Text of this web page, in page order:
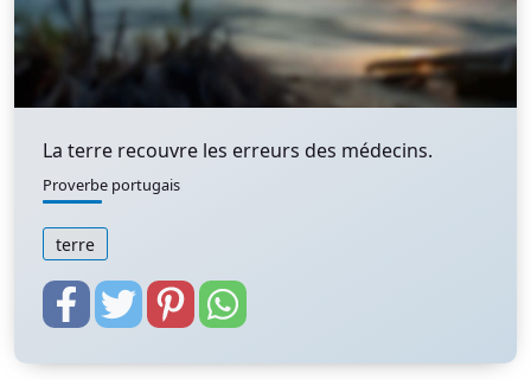
La terre recouvre les erreurs des médecins.
Proverbe portugais
terre